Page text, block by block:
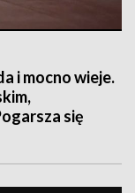
i mocno wieje.
się